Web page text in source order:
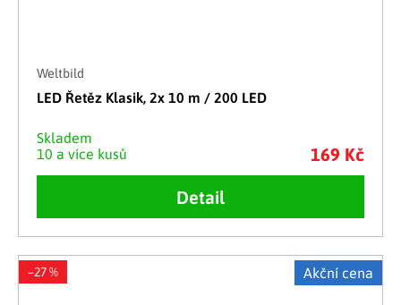
Weltbild
LED Řetěz Klasik, 2x 10 m / 200 LED
Skladem
10 a více kusů
169 Kč
Detail
Akční cena
–27 %